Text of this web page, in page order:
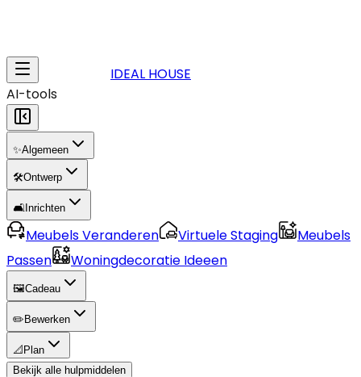
IDEAL HOUSE
AI-tools
✨Algemeen
🛠️Ontwerp
🛋️ Inrichten
Meubels Veranderen Virtuele Staging
Meubels
Passen
Woningdecoratie Ideeen
🖼️Cadeau
✏️ Bewerken
📐 Plan
Bekijk alle hulpmiddelen